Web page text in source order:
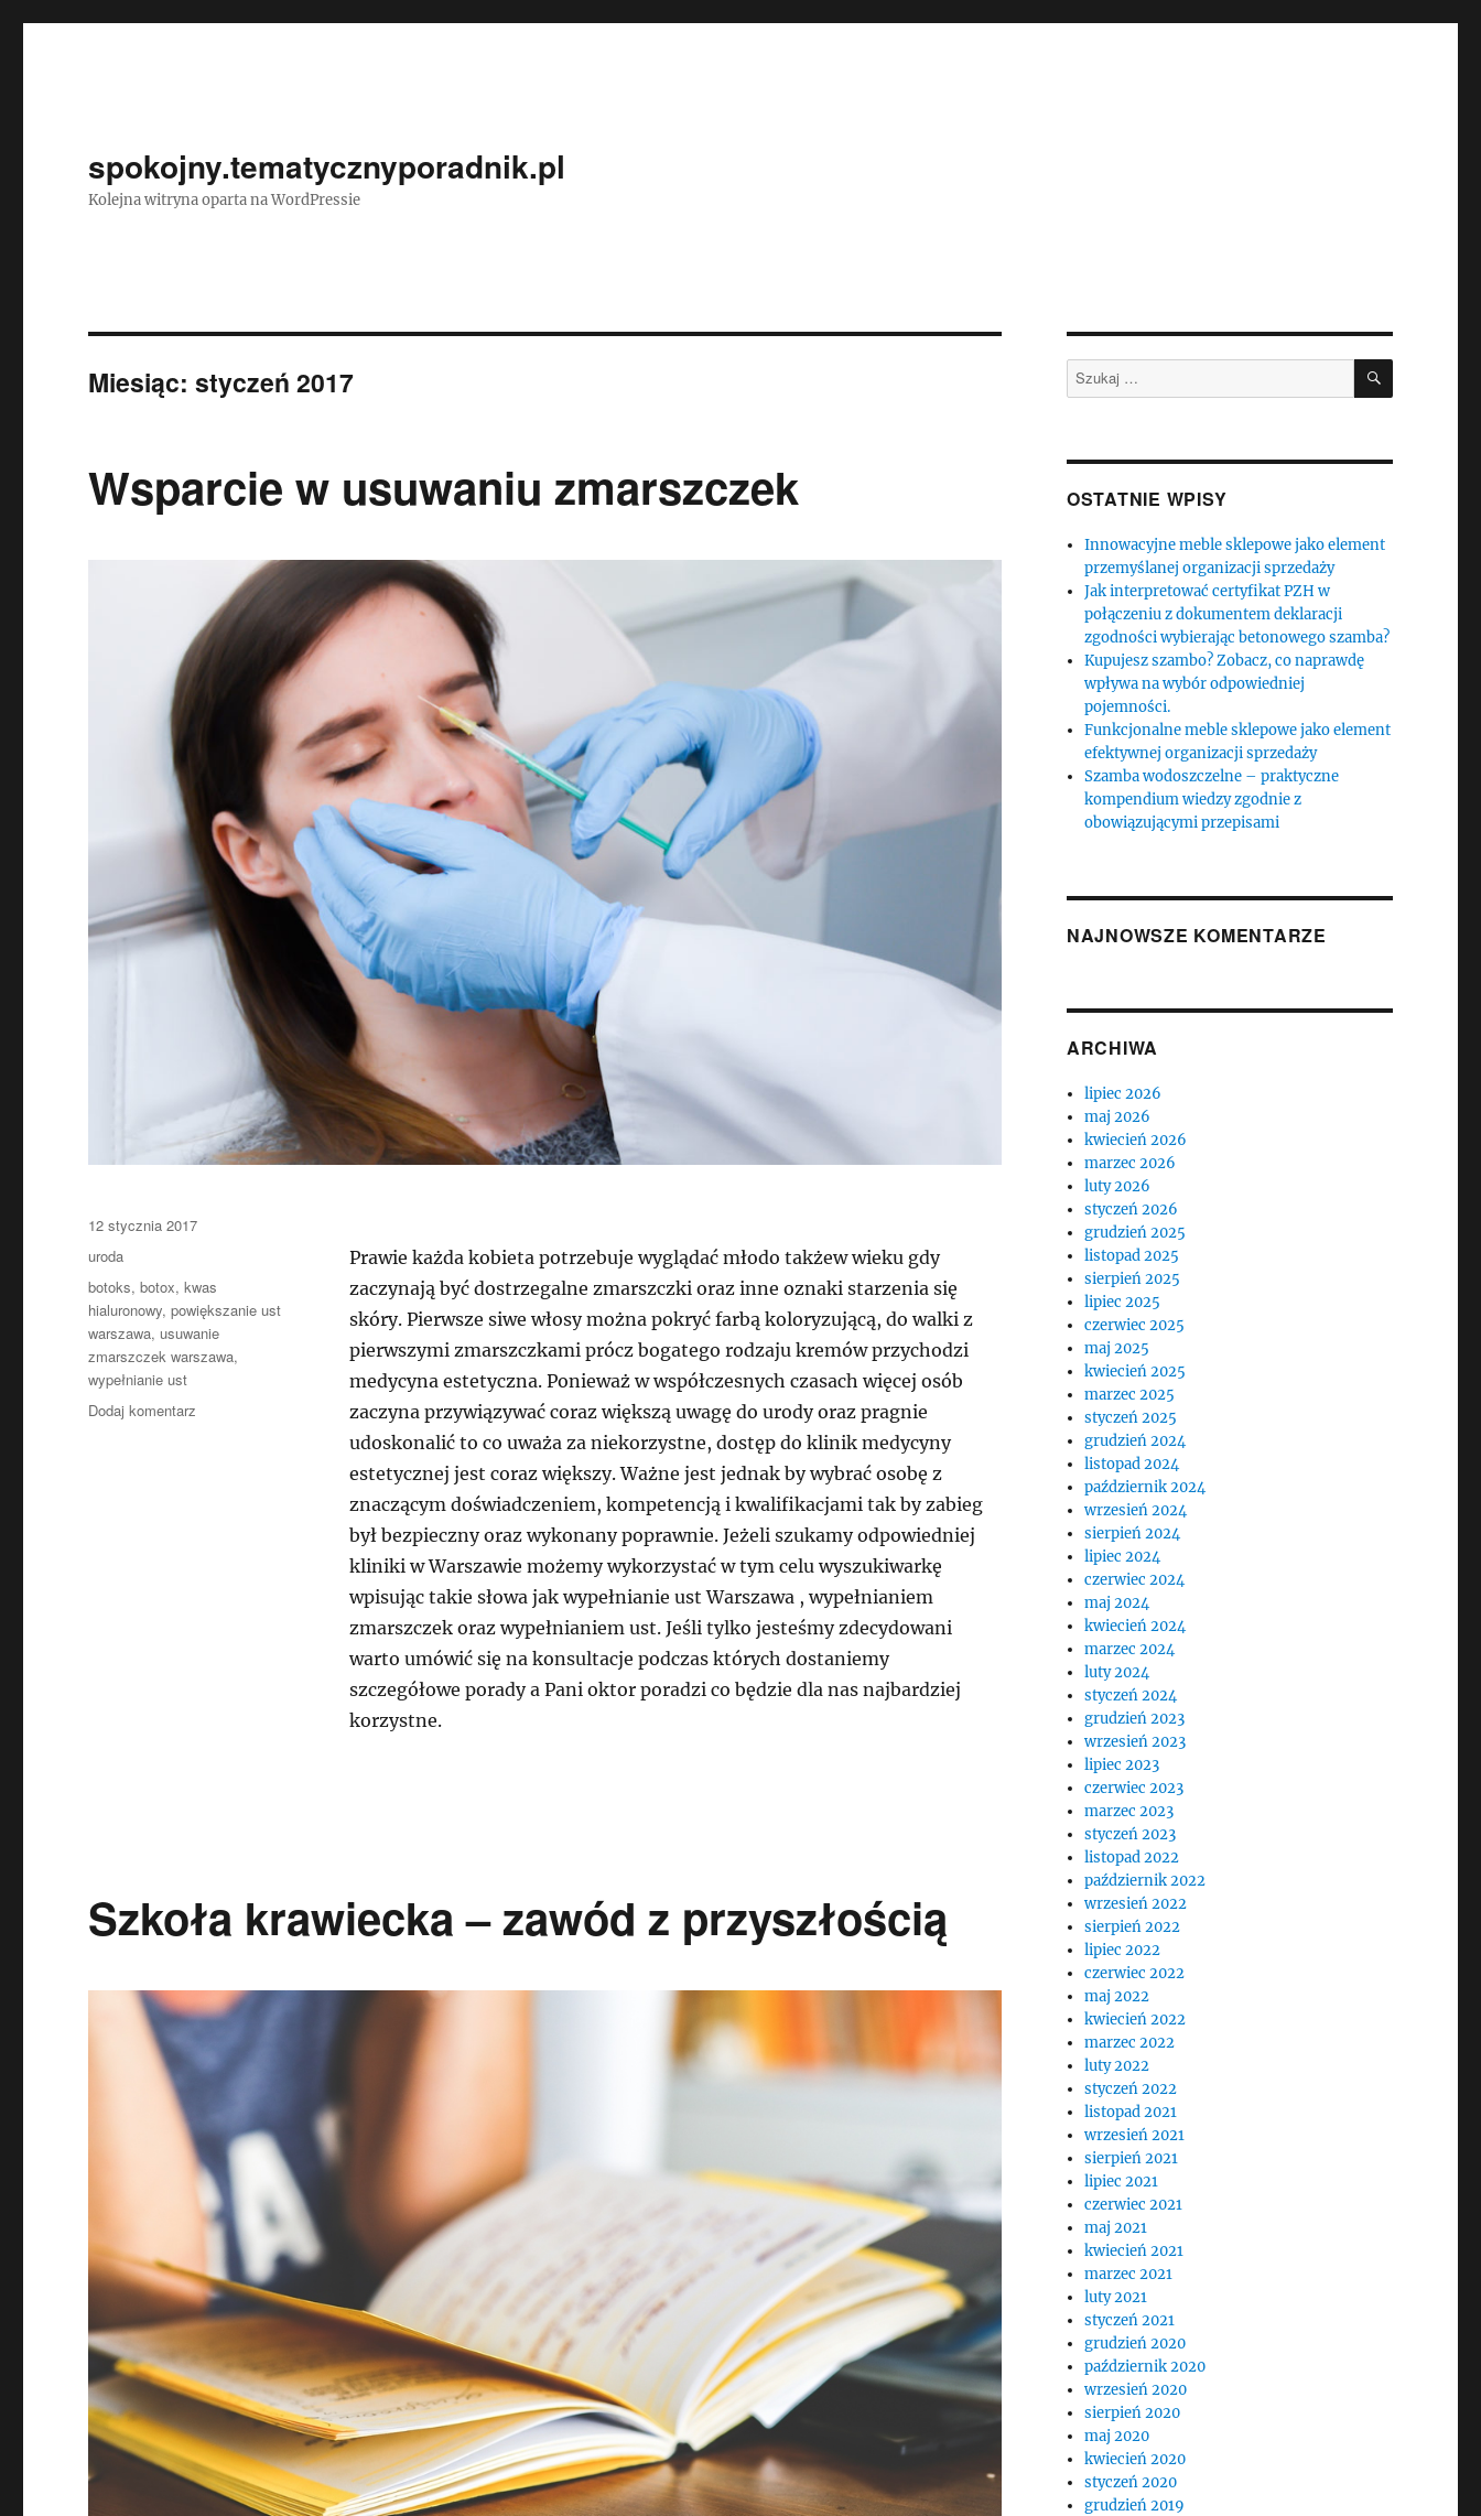
spokojny.tematycznyporadnik.pl
Kolejna witryna oparta na WordPressie
Miesiąc:styczeń 2017
Wsparcie w usuwaniu zmarszczek
Prawie każda kobieta potrzebuje wyglądać młodo takżew wieku gdy
zaczynają być dostrzegalne zmarszczki oraz inne oznaki starzenia się
skóry. Pierwsze siwe włosy można pokryć farbą koloryzującą, do walki z
pierwszymi zmarszczkami prócz bogatego rodzaju kremów przychodzi
medycyna estetyczna. Ponieważ w współczesnych czasach więcej osób
zaczyna przywiązywać coraz większą uwagę do urody oraz pragnie
udoskonalić to co uważa za niekorzystne, dostęp do klinik medycyny
estetycznej jest coraz większy. Ważne jest jednak by wybrać osobę z
znaczącym doświadczeniem, kompetencją i kwalifikacjami tak by zabieg
był bezpieczny oraz wykonany poprawnie. Jeżeli szukamy odpowiedniej
kliniki w Warszawie możemy wykorzystać w tym celu wyszukiwarkę
wpisując takie słowa jak wypełnianie ust Warszawa , wypełnianiem
zmarszczek oraz wypełnianiem ust. Jeśli tylko jesteśmy zdecydowani
warto umówić się na konsultacje podczas których dostaniemy
szczegółowe porady a Pani oktor poradzi co będzie dla nas najbardziej
korzystne.
Data
publikacji
12 stycznia 2017
Kategorie
uroda
Tagi
botoks,botox,kwas
hialuronowy,powiększanie ust
warszawa, usuwanie
zmarszczek warszawa,
wypełnianie ust
Dodaj komentarz
Szkoła krawiecka – zawód z przyszłością
Szukaj: SZUKAJ
OSTATNIE WPISY
Innowacyjne meble sklepowe jako element
przemyślanej organizacji sprzedaży
Jak interpretować certyfikat PZH w
połączeniu z dokumentem deklaracji
zgodności wybierając betonowego szamba?
Kupujesz szambo? Zobacz, co naprawdę
wpływa na wybór odpowiedniej
pojemności.
Funkcjonalne meble sklepowe jako element
efektywnej organizacji sprzedaży
Szamba wodoszczelne – praktyczne
kompendium wiedzy zgodnie z
obowiązującymi przepisami
NAJNOWSZE KOMENTARZE
ARCHIWA
lipiec 2026
maj 2026
kwiecień 2026
marzec 2026
luty 2026
styczeń 2026
grudzień 2025
listopad 2025
sierpień 2025
lipiec 2025
czerwiec 2025
maj 2025
kwiecień 2025
marzec 2025
styczeń 2025
grudzień 2024
listopad 2024
październik 2024
wrzesień 2024
sierpień 2024
lipiec 2024
czerwiec 2024
maj 2024
kwiecień 2024
marzec 2024
luty 2024
styczeń 2024
grudzień 2023
wrzesień 2023
lipiec 2023
czerwiec 2023
marzec 2023
styczeń 2023
listopad 2022
październik 2022
wrzesień 2022
sierpień 2022
lipiec 2022
czerwiec 2022
maj 2022
kwiecień 2022
marzec 2022
luty 2022
styczeń 2022
listopad 2021
wrzesień 2021
sierpień 2021
lipiec 2021
czerwiec 2021
maj 2021
kwiecień 2021
marzec 2021
luty 2021
styczeń 2021
grudzień 2020
październik 2020
wrzesień 2020
sierpień 2020
maj 2020
kwiecień 2020
styczeń 2020
grudzień 2019